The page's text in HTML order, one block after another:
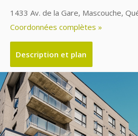
1433 Av. de la Gare, Mascouche,
Coordonnées complètes »
Description et plan